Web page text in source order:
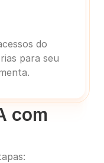
do
para seu
com